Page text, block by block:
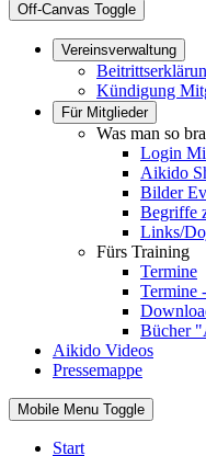
Off-Canvas Toggle
Vereinsverwaltung
Kündigung
Für Mitglieder
Was man so
Login
Aikido
Bilder
Begriffe
Links/
Fürs Training
Termine
Termine
Bücher
Aikido Videos
Pressemappe
Mobile Menu Toggle
Start